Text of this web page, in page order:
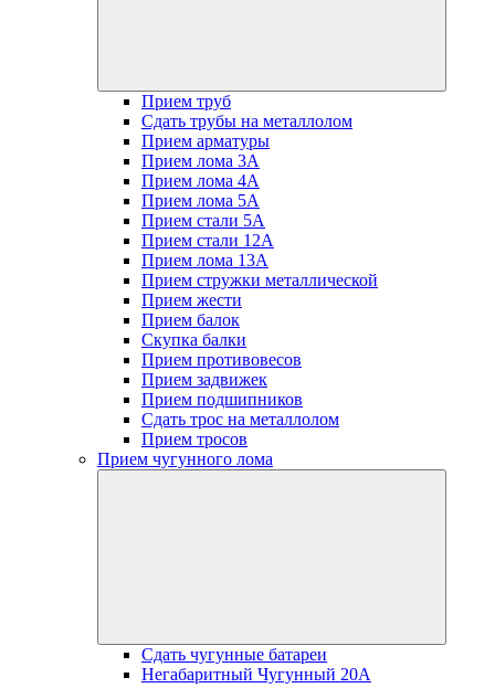
Прием труб
Сдать трубы на металлолом
Прием арматуры
Прием лома 3А
Прием лома 4А
Прием лома 5А
Прием стали 5А
Прием стали 12А
Прием лома 13А
Прием стружки металлической
Прием жести
Прием балок
Скупка балки
Прием противовесов
Прием задвижек
Прием подшипников
Сдать трос на металлолом
Прием тросов
Прием чугунного лома
Сдать чугунные батареи
Негабаритный Чугунный 20А